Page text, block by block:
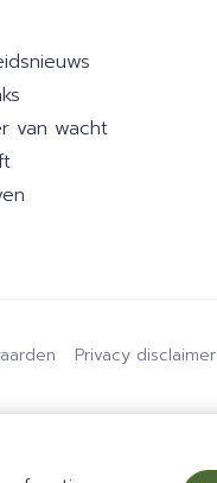
van wacht
Privacy disclaimer